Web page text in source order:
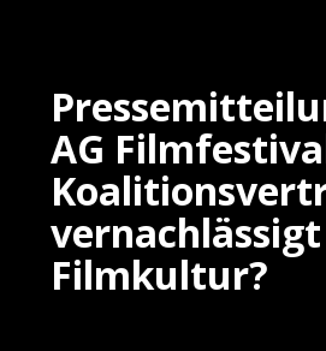
AG
vernachlässigt
Filmkultur?